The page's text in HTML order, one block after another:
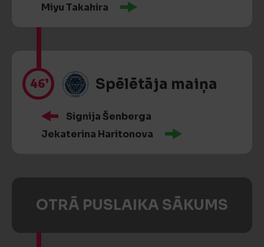
Miyu Takahira
46’ Spēlētāja maiņa
Signija Šenberga
Jekaterina Haritonova
OTRĀ PUSLAIKA SĀKUMS